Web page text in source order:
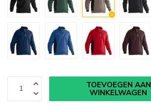
TOEVOEGEN AAN
WINKELWAGEN